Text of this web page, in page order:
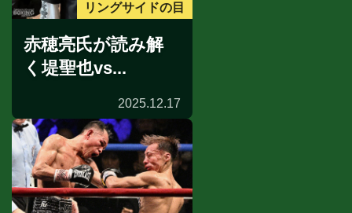
リングサイドの目
赤穂亮氏が読み解
く堤聖也vs...
2025.12.17